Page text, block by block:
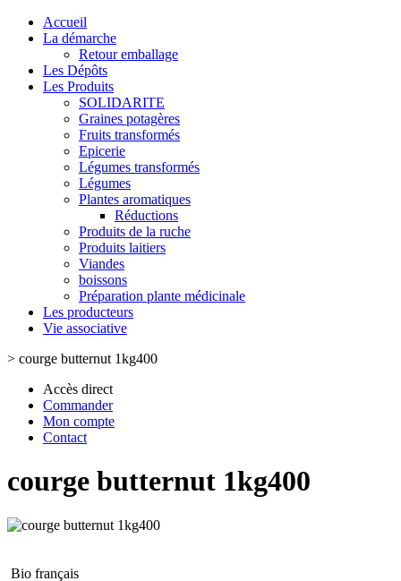
Accueil
La démarche
Retour emballage
Les Dépôts
Les Produits
SOLIDARITE
Graines potagères
Fruits transformés
Epicerie
Légumes transformés
Légumes
Plantes aromatiques
Réductions
Produits de la ruche
Produits laitiers
Viandes
boissons
Préparation plante médicinale
Les producteurs
Vie associative
> courge butternut 1kg400
Accès direct
Commander
Mon compte
Contact
courge butternut 1kg400
Bio français